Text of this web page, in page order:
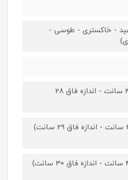
- خاکستری - طوسی -
(اندازه عرض کمر 38 سانت - اندازه فاق 28
(اندازه عرض کمر 40 سانت - اندازه فاق 29 سانت)
(اندازه عرض کمر 42 سانت - اندازه فاق 30 سانت)